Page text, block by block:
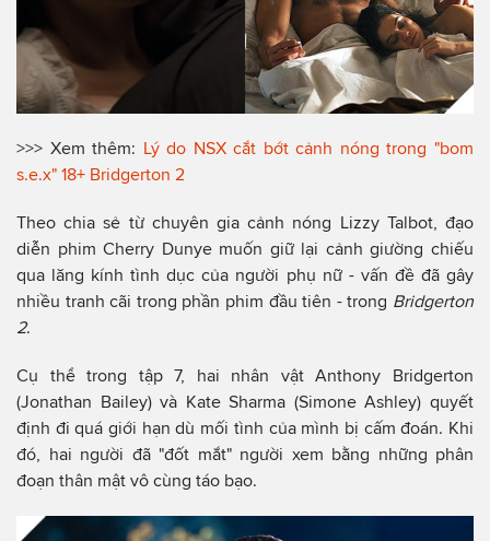
>>> Xem thêm: Lý do NSX cắt bớt cảnh nóng trong "bom
s.e.x" 18+ Bridgerton 2
Theo chia sẻ từ chuyên gia cảnh nóng Lizzy Talbot, đạo
diễn phim Cherry Dunye muốn giữ lại cảnh giường chiếu
qua lăng kính tình dục của người phụ nữ - vấn đề đã gây
nhiều tranh cãi trong phần phim đầu tiên - trong Bridgerton
2.
Cụ thể trong tập 7, hai nhân vật Anthony Bridgerton
(Jonathan Bailey) và Kate Sharma (Simone Ashley) quyết
định đi quá giới hạn dù mối tình của mình bị cấm đoán. Khi
đó, hai người đã "đốt mắt" người xem bằng những phân
đoạn thân mật vô cùng táo bạo.